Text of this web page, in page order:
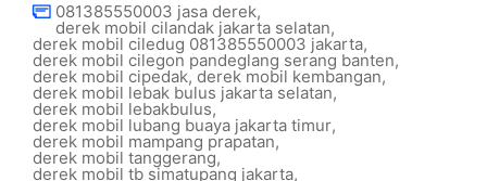
081385550003 jasa derek,
derek mobil cilandak jakarta selatan,
derek mobil ciledug 081385550003 jakarta,
derek mobil cilegon pandeglang serang banten,
derek mobil cipedak, derek mobil kembangan,
derek mobil lebak bulus jakarta selatan,
derek mobil lebakbulus,
derek mobil lubang buaya jakarta timur,
derek mobil mampang prapatan,
derek mobil tanggerang,
derek mobil tb simatupang jakarta,